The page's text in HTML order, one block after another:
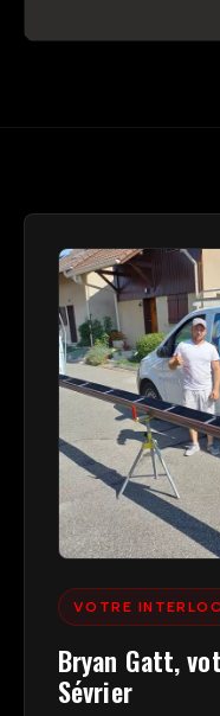
VOTRE
Bryan Gatt,
Sévrier